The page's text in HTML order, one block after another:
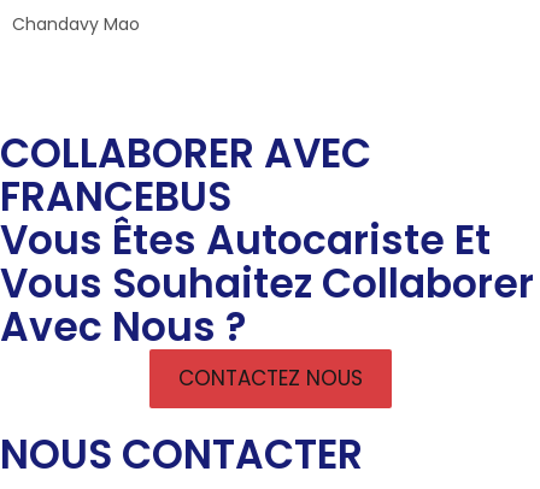
Chandavy Mao
COLLABORER AVEC
FRANCEBUS
Vous Êtes Autocariste Et
Vous Souhaitez Collaborer
Avec Nous ?
CONTACTEZ NOUS
NOUS CONTACTER